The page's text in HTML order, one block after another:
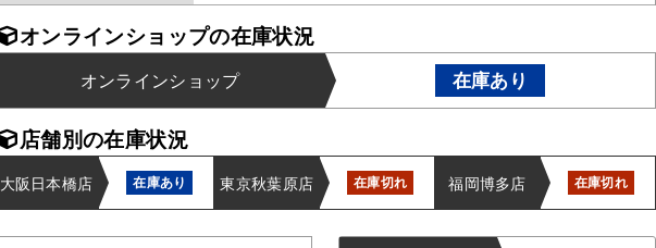
オンラインショップの在庫状況
オンラインショップ 在庫あり
店舗別の在庫状況
大阪日本橋店 在庫あり 東京秋葉原店 在庫切れ 福岡博多店 在庫切れ